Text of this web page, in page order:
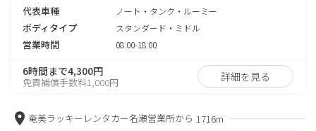
代表車種 ノート・タンク・ルーミー
ボディタイプ スタンダード・ミドル
営業時間 08:00-18:00
6時間まで4,300円
免責補償手数料1,000円 詳細を見る
奄美ラッキーレンタカー名瀬営業所から 1716m